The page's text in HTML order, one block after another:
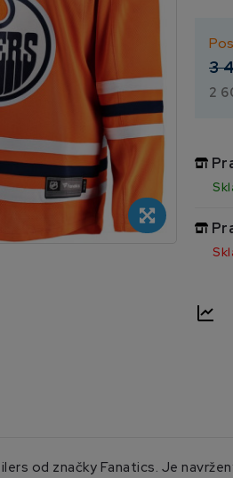
3
2
od značky Fanatics. Je